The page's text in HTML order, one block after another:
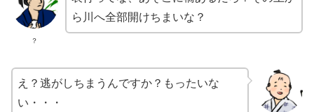
？
ら川へ全部開けちまいな？
え？逃がしちまうんですか？もったいな
い・・・